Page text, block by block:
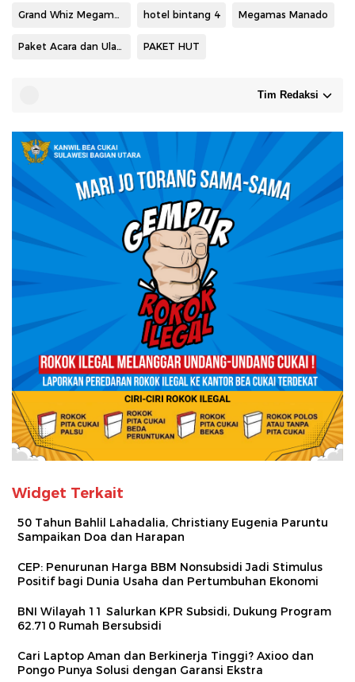
Grand Whiz Megamas Manado hotel bintang 4 Megamas Manado
Paket Acara dan Ulang Tahun PAKET HUT
Tim Redaksi
Widget Terkait
50 Tahun Bahlil Lahadalia, Christiany Eugenia Paruntu
Sampaikan Doa dan Harapan
CEP: Penurunan Harga BBM Nonsubsidi Jadi Stimulus
Positif bagi Dunia Usaha dan Pertumbuhan Ekonomi
BNI Wilayah 11 Salurkan KPR Subsidi, Dukung Program
62.710 Rumah Bersubsidi
Cari Laptop Aman dan Berkinerja Tinggi? Axioo dan
Pongo Punya Solusi dengan Garansi Ekstra